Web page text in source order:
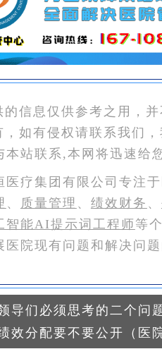
的信息仅供参考之用，
，如有侵权请联系我们
本站联系,本网将迅速给
医疗集团有限公司专注
、 质量管理 、 绩效财务 、
智能AI提示词工程师 等
医院现有问题和解决问
导们必须思考的二个问
效分配要不要公开（医